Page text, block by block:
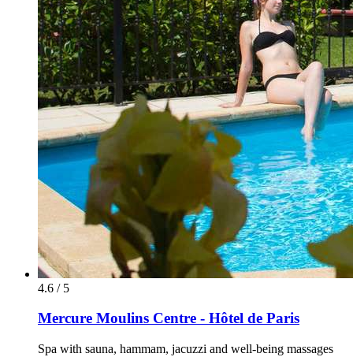
4.6 / 5
Mercure Moulins Centre - Hôtel de Paris
Spa with sauna, hammam, jacuzzi and well-being massages